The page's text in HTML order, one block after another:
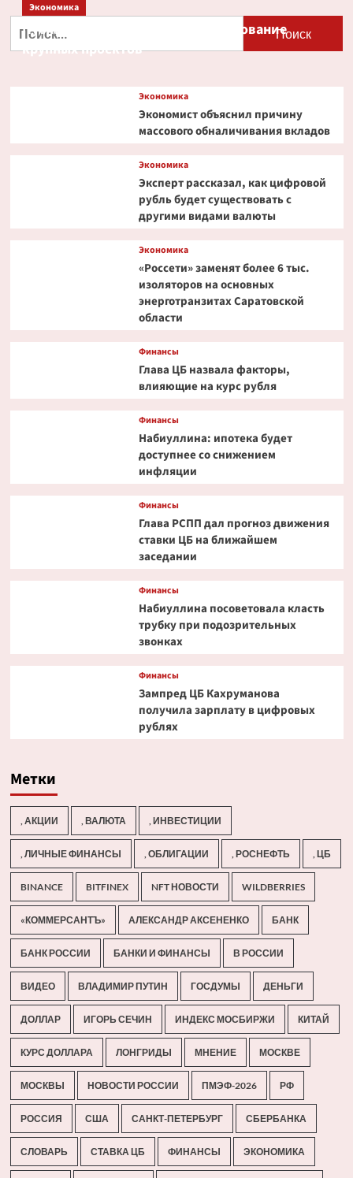
Экономика
Путин и Костин обсудили кредитование
крупных проектов
Экономика
Экономист объяснил причину
массового обналичивания вкладов
Экономика
Эксперт рассказал, как цифровой
рубль будет существовать с
другими видами валюты
Экономика
«Россети» заменят более 6 тыс.
изоляторов на основных
энерготранзитах Саратовской
области
Финансы
Глава ЦБ назвала факторы,
влияющие на курс рубля
Финансы
Набиуллина: ипотека будет
доступнее со снижением
инфляции
Финансы
Глава РСПП дал прогноз движения
ставки ЦБ на ближайшем
заседании
Финансы
Набиуллина посоветовала класть
трубку при подозрительных
звонках
Финансы
Зампред ЦБ Кахруманова
получила зарплату в цифровых
рублях
Метки
, АКЦИИ , ВАЛЮТА , ИНВЕСТИЦИИ
, ЛИЧНЫЕ ФИНАНСЫ , ОБЛИГАЦИИ , РОСНЕФТЬ , ЦБ
BINANCE BITFINEX NFT НОВОСТИ WILDBERRIES
«КОММЕРСАНТЪ» АЛЕКСАНДР АКСЕНЕНКО БАНК
БАНК РОССИИ БАНКИ И ФИНАНСЫ В РОССИИ
ВИДЕО ВЛАДИМИР ПУТИН ГОСДУМЫ ДЕНЬГИ
ДОЛЛАР ИГОРЬ СЕЧИН ИНДЕКС МОСБИРЖИ КИТАЙ
КУРС ДОЛЛАРА ЛОНГРИДЫ МНЕНИЕ МОСКВЕ
МОСКВЫ НОВОСТИ РОССИИ ПМЭФ-2026 РФ
РОССИЯ США САНКТ-ПЕТЕРБУРГ СБЕРБАНКА
СЛОВАРЬ СТАВКА ЦБ ФИНАНСЫ ЭКОНОМИКА